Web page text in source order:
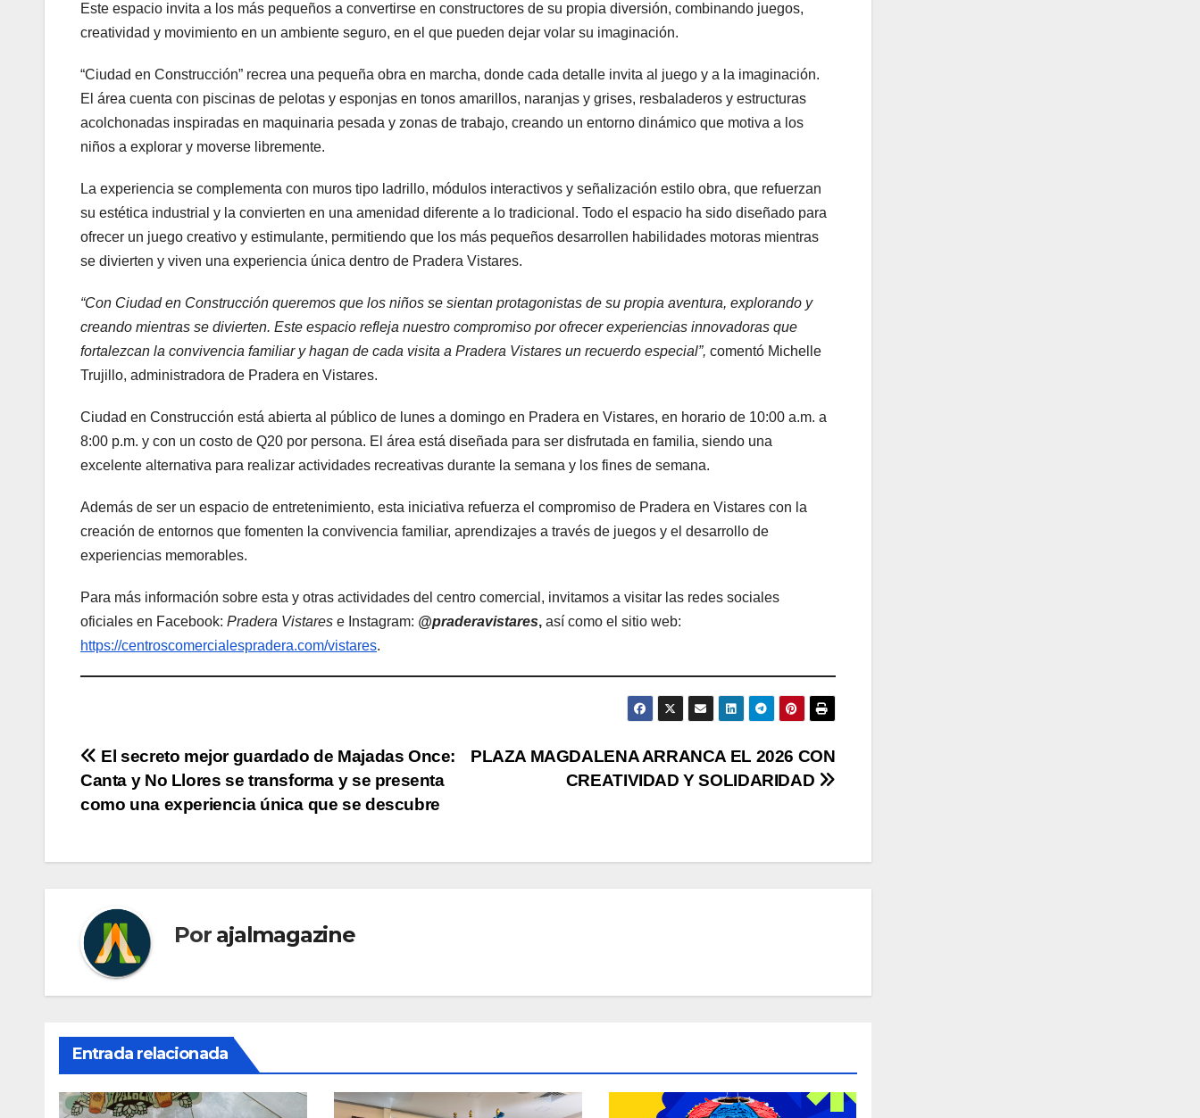
Este espacio invita a los más pequeños a convertirse en constructores de su propia diversión, combinando juegos,
creatividad y movimiento en un ambiente seguro, en el que pueden dejar volar su imaginación.
“Ciudad en Construcción” recrea una pequeña obra en marcha, donde cada detalle invita al juego y a la imaginación.
El área cuenta con piscinas de pelotas y esponjas en tonos amarillos, naranjas y grises, resbaladeros y estructuras
acolchonadas inspiradas en maquinaria pesada y zonas de trabajo, creando un entorno dinámico que motiva a los
niños a explorar y moverse libremente.
La experiencia se complementa con muros tipo ladrillo, módulos interactivos y señalización estilo obra, que refuerzan
su estética industrial y la convierten en una amenidad diferente a lo tradicional. Todo el espacio ha sido diseñado para
ofrecer un juego creativo y estimulante, permitiendo que los más pequeños desarrollen habilidades motoras mientras
se divierten y viven una experiencia única dentro de Pradera Vistares.
“Con Ciudad en Construcción queremos que los niños se sientan protagonistas de su propia aventura, explorando y
creando mientras se divierten. Este espacio refleja nuestro compromiso por ofrecer experiencias innovadoras que
fortalezcan la convivencia familiar y hagan de cada visita a Pradera Vistares un recuerdo especial”, comentó Michelle
Trujillo, administradora de Pradera en Vistares.
Ciudad en Construcción está abierta al público de lunes a domingo en Pradera en Vistares, en horario de 10:00 a.m. a
8:00 p.m. y con un costo de Q20 por persona. El área está diseñada para ser disfrutada en familia, siendo una
excelente alternativa para realizar actividades recreativas durante la semana y los fines de semana.
Además de ser un espacio de entretenimiento, esta iniciativa refuerza el compromiso de Pradera en Vistares con la
creación de entornos que fomenten la convivencia familiar, aprendizajes a través de juegos y el desarrollo de
experiencias memorables.
Para más información sobre esta y otras actividades del centro comercial, invitamos a visitar las redes sociales
oficiales en Facebook: Pradera Vistares e Instagram: @praderavistares, así como el sitio web:
https://centroscomercialespradera.com/vistares.
Navegación
de
PLAZA MAGDALENA ARRANCA EL 2026 CON
CREATIVIDAD Y SOLIDARIDAD
El secreto mejor guardado de Majadas Once:
Canta y No Llores se transforma y se presenta
como una experiencia única que se descubre
Por ajalmagazine
Entrada relacionada